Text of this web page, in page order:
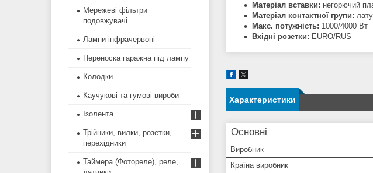
Матеріал вставки: негорючий
Матеріал контактної групи:
Макс. потужність: 1000/4000 Вт
Вхідні розетки: EURO/RUS
Характеристики
Основні
Виробник
Країна виробник
Мережеві фільтри
подовжувачі
Лампи інфрачервоні
Переноска гаражна під лампу
Колодки
Каучукові та гумові вироби
Ізолента
Трійники, вилки, розетки,
перехідники
Таймера (Фотореле), реле,